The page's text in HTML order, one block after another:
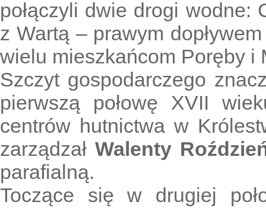
połączyli dwie drogi wodne:
z Wartą – prawym
wielu mieszkańcom Poręby i
Szczyt gospodarczego
pierwszą połowę XVII
centrów hutnictwa w
zarządzałWalenty
parafialną.
Toczące się w drugiej